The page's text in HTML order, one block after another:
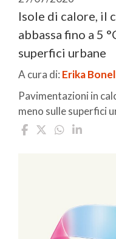
Isole di calore, il
abbassa fino a 5
superfici urbane
A cura di: Erika
Pavimentazioni in
meno sulle superfici